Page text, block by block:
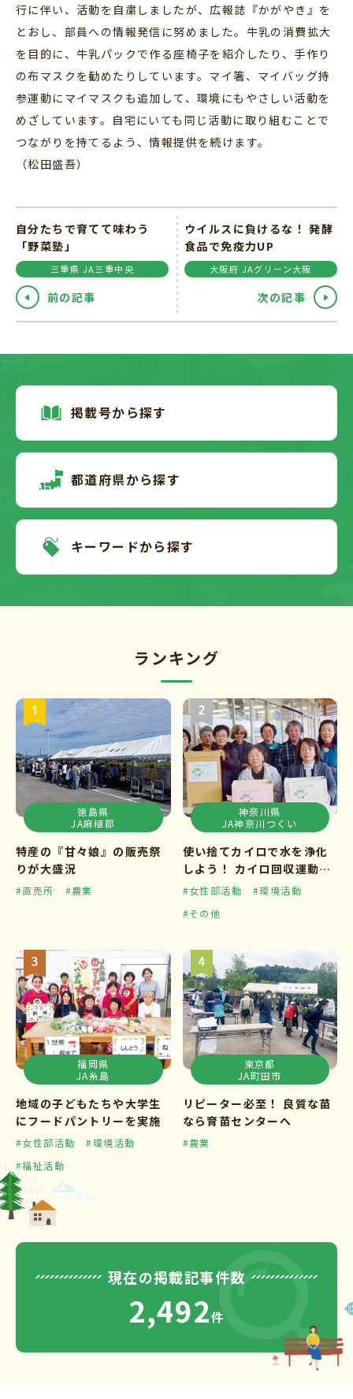
行に伴い、活動を自粛しましたが、広報誌『かがやき』を
とおし、部員への情報発信に努めました。牛乳の消費拡大
を目的に、牛乳パックで作る座椅子を紹介したり、手作り
の布マスクを勧めたりしています。マイ箸、マイバッグ持
参運動にマイマスクも追加して、環境にもやさしい活動を
めざしています。自宅にいても同じ活動に取り組むことで
つながりを持てるよう、情報提供を続けます。
（松田盛吾）
自分たちで育てて味わう
「野菜塾」
三重県 JA三重中央
前の記事
ウイルスに負けるな！ 発酵
食品で免疫力UP
大阪府 JAグリーン大阪
次の記事
掲載号から探す
都道府県から探す
キーワードから探す
ランキング
徳島県
JA麻植郡
特産の『甘々娘』の販売祭
りが大盛況
#直売所 #農業
神奈川県
JA神奈川つくい
使い捨てカイロで水を浄化
しよう！ カイロ回収運動ス
タート
#女性部活動
#環境活動
#その他
福岡県
JA糸島
地域の子どもたちや大学生
にフードパントリーを実施
#女性部活動
#環境活動
#福祉活動
東京都
JA町田市
リピーター必至！ 良質な苗
なら育苗センターへ
#農業
現在の掲載記事件数
2,492件